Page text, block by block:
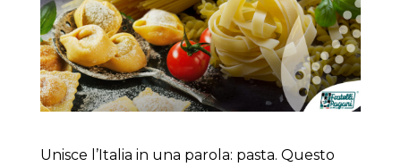
Unisce l’Italia in una parola: pasta. Questo